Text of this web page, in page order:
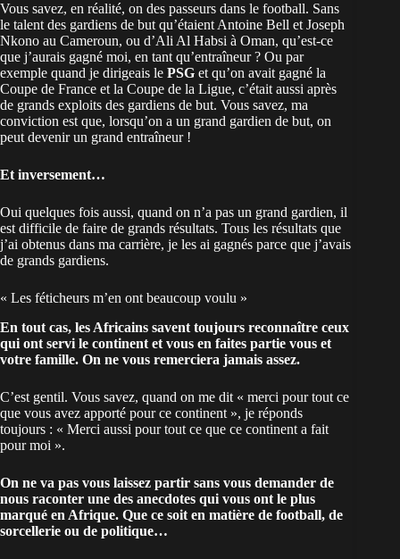
Vous savez, en réalité, on des passeurs dans le football. Sans
le talent des gardiens de but qu’étaient Antoine Bell et Joseph
Nkono au Cameroun, ou d’Ali Al Habsi à Oman, qu’est-ce
que j’aurais gagné moi, en tant qu’entraîneur ? Ou par
exemple quand je dirigeais le PSG et qu’on avait gagné la
Coupe de France et la Coupe de la Ligue, c’était aussi après
de grands exploits des gardiens de but. Vous savez, ma
conviction est que, lorsqu’on a un grand gardien de but, on
peut devenir un grand entraîneur !
Et inversement…
Oui quelques fois aussi, quand on n’a pas un grand gardien, il
est difficile de faire de grands résultats. Tous les résultats que
j’ai obtenus dans ma carrière, je les ai gagnés parce que j’avais
de grands gardiens.
« Les féticheurs m’en ont beaucoup voulu »
En tout cas, les Africains savent toujours reconnaître ceux
qui ont servi le continent et vous en faites partie vous et
votre famille. On ne vous remerciera jamais assez.
C’est gentil. Vous savez, quand on me dit « merci pour tout ce
que vous avez apporté pour ce continent », je réponds
toujours : « Merci aussi pour tout ce que ce continent a fait
pour moi ».
On ne va pas vous laissez partir sans vous demander de
nous raconter une des anecdotes qui vous ont le plus
marqué en Afrique. Que ce soit en matière de football, de
sorcellerie ou de politique…